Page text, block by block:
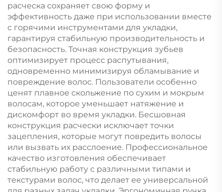
расческа сохраняет свою форму и
эффективность даже при использовании вместе
с горячими инструментами для укладки,
гарантируя стабильную производительность и
безопасность. Точная конструкция зубьев
оптимизирует процесс распутывания,
одновременно минимизируя обламывание и
повреждение волос. Пользователи особенно
ценят плавное скольжение по сухим и мокрым
волосам, которое уменьшает натяжение и
дискомфорт во время укладки. Бесшовная
конструкция расчески исключает точки
зацепления, которые могут повредить волосы
или вызвать их расслоение. Профессиональное
качество изготовления обеспечивает
стабильную работу с различными типами и
текстурами волос, что делает ее универсальной